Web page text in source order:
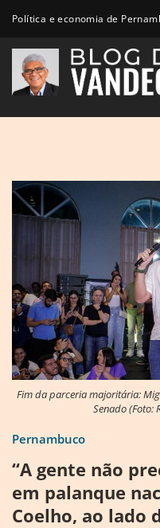
Política e economia de
Fim da parceria majoritária:
Senado (Foto:
Pernambuco
“A gente não
em palanque
Coelho, ao lado